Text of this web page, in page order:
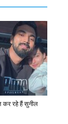
कर रहे हैं सुनील